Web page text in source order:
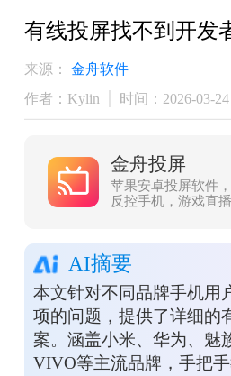
有线投屏找不到开发
来源：
金舟软件
作者：Kylin
时间：2026-03-
金舟投屏
苹果安卓投屏软件
反控手机，游戏直
AI摘要
本文针对不同品牌手机用
项的问题，提供了详细的
案。涵盖小米、华为、魅
VIVO等主流品牌，手把